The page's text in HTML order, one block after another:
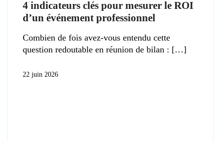
4 indicateurs clés pour mesurer le ROI
d’un événement professionnel
Combien de fois avez-vous entendu cette
question redoutable en réunion de bilan :
22 juin 2026